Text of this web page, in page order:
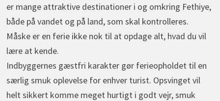
er mange attraktive destinationer i og omkring Fethiye,
både på vandet og på land, som skal kontrolleres.
Måske er en ferie ikke nok til at opdage alt, hvad du vil
lære at kende.
Indbyggernes gæstfri karakter gør ferieopholdet til en
særlig smuk oplevelse for enhver turist. Opsvinget vil
helt sikkert komme meget hurtigt i godt vejr, smuk